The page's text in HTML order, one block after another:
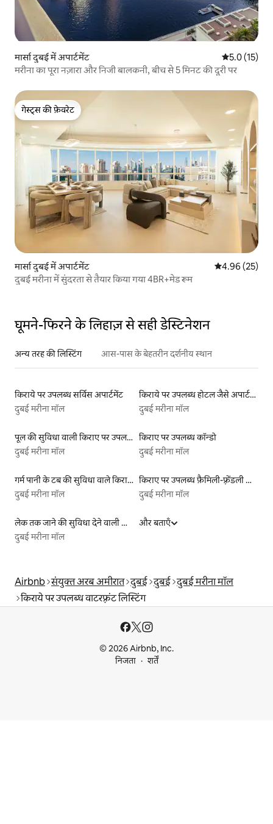
मार्सा दुबई में अपार्टमेंट औसत रेटिंग 5
5.0 (15)
मरीना का पूरा नज़ारा और निजी बालकनी, बीच से 5 मिनट की दूरी पर
गेस्ट्स की फ़ेवरेट
गेस्ट्स की फ़ेवरेट
मार्सा दुबई में अपार्टमेंट औसत रेटिंग 5 में
4.96 (25)
दुबई मरीना में सुंदरता से तैयार किया गया 4BR+मेड रूम
घूमने-फिरने के लिहाज़ से सही डेस्टिनेशन
अन्य तरह की लिस्टिंग आस-पास के बेहतरीन दर्शनीय स्थान
किराये पर उपलब्ध सर्विस अपार्टमेंट
दुबई मरीना मॉल
किराये पर उपलब्ध होटल जैसे अपार्टमेंट
दुबई मरीना मॉल
पूल की सुविधा वाली किराए पर उपलब्ध लिस्टिंग
दुबई मरीना मॉल
किराए पर उपलब्ध कॉन्डो
दुबई मरीना मॉल
गर्म पानी के टब की सुविधा वाले किराये पर उपलब्ध यर्ट टेंट
दुबई मरीना मॉल
किराए पर उपलब्ध फ़ैमिली-फ़्रेंडली लिस्टिंग
दुबई मरीना मॉल
लेक तक जाने की सुविधा देने वाली किराये पर उपलब्ध लिस्टिंग
दुबई मरीना मॉल
और बताएँ
Airbnb संयुक्त अरब अमीरात दुबई दुबई दुबई मरीना मॉल
किराये पर उपलब्ध वाटरफ़्रंट लिस्टिंग
© 2026 Airbnb, Inc.
निजता
शर्तें